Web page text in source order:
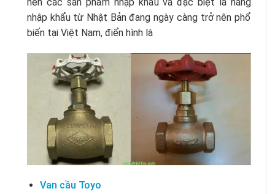
nhập khẩu từ Nhật Bản đang ngày càng trở nên phổ
biến tại Việt Nam, điển hình là
Van cầu Toyo